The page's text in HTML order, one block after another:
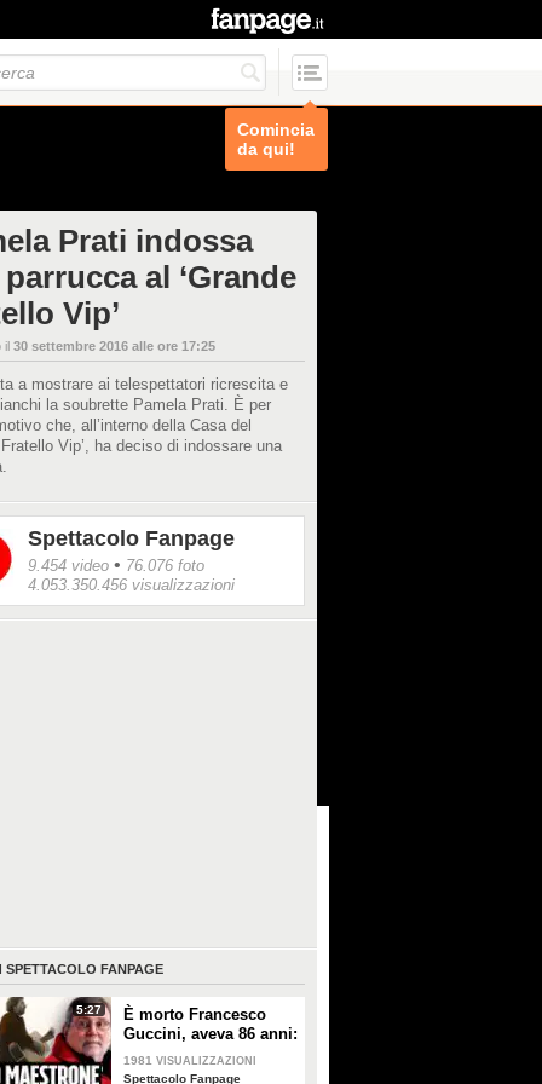
Comincia
da qui!
Prati indossa
al ‘Grande
Vip’
il 30 settembre 2016 alle ore 17:25
a mostrare ai telespettatori ricrescita e
la soubrette Pamela Prati. È per
che, all’interno della Casa del
Fratello Vip’, ha deciso di indossare una
Spettacolo Fanpage
9.454 video • 76.076 foto
4.053.350.456 visualizzazioni
SPETTACOLO FANPAGE
5:27
È morto Francesco
Guccini, aveva 86 anni:
è stato uno dei
cantautori più
1981 VISUALIZZAZIONI
Spettacolo Fanpage